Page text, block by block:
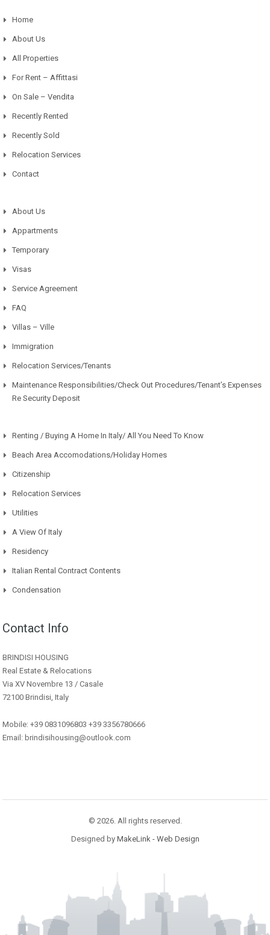
Home
About Us
All Properties
For Rent – Affittasi
On Sale – Vendita
Recently Rented
Recently Sold
Relocation Services
Contact
About Us
Appartments
Temporary
Visas
Service Agreement
FAQ
Villas – Ville
Immigration
Relocation Services/Tenants
Maintenance Responsibilities/Check Out Procedures/Tenant’s Expenses
Re Security Deposit
Renting / Buying A Home In Italy/ All You Need To Know
Beach Area Accomodations/Holiday Homes
Citizenship
Relocation Services
Utilities
A View Of Italy
Residency
Italian Rental Contract Contents
Condensation
Contact Info
BRINDISI HOUSING
Real Estate & Relocations
Via XV Novembre 13 / Casale
72100 Brindisi, Italy
Mobile: +39 0831096803 +39 3356780666
Email: brindisihousing@outlook.com
© 2026. All rights reserved.
Designed by MakeLink - Web Design